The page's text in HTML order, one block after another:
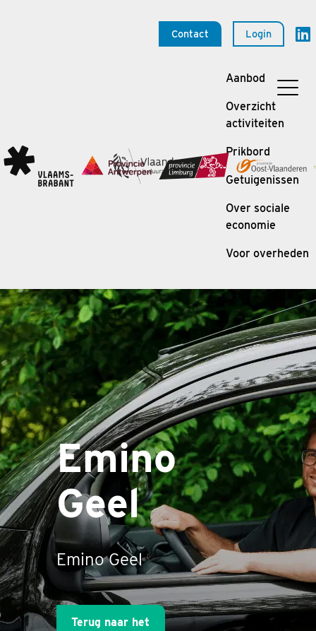
Contact Login
Aanbod
Overzicht
activiteiten
Prikbord
Getuigenissen
Over sociale
economie
Voor overheden
Emino
Geel
Emino Geel
Terug naar het